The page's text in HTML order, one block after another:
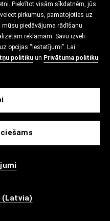
Piekrītot visām sīkdatnēm, jūs
pirkumus, pamatojoties uz
piedāvājuma rādīšanu
reklāmām. Savu izvēli
opcijas “Iestatījumi”. Lai
politiku un Privātuma politiku.
(Latvia)